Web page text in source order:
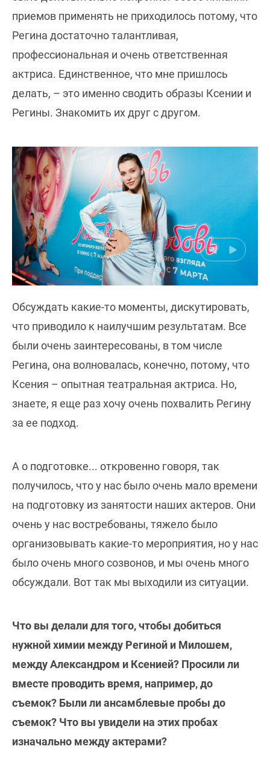
приемов применять не приходилось потому, что
Регина достаточно талантливая,
профессиональная и очень ответственная
актриса. Единственное, что мне пришлось
делать, – это именно сводить образы Ксении и
Регины. Знакомить их друг с другом.
Обсуждать какие-то моменты, дискутировать,
что приводило к наилучшим результатам. Все
были очень заинтересованы, в том числе
Регина, она волновалась, конечно, потому, что
Ксения – опытная театральная актриса. Но,
знаете, я еще раз хочу очень похвалить Регину
за ее подход.
А о подготовке... откровенно говоря, так
получилось, что у нас было очень мало времени
на подготовку из занятости наших актеров. Они
очень у нас востребованы, тяжело было
организовывать какие-то мероприятия, но у нас
было очень много созвонов, и мы очень много
обсуждали. Вот так мы выходили из ситуации.
Что вы делали для того, чтобы добиться
нужной химии между Региной и Милошем,
между Александром и Ксенией? Просили ли
вместе проводить время, например, до
съемок? Были ли ансамблевые пробы до
съемок? Что вы увидели на этих пробах
изначально между актерами?